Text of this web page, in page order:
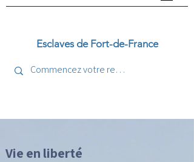
Esclaves de Fort-de-France
Vie en liberté